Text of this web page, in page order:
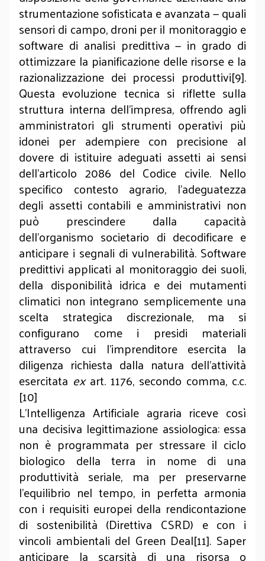
strumentazione sofisticata e avanzata — quali
sensori di campo, droni per il monitoraggio e
software di analisi predittiva — in grado di
ottimizzare la pianificazione delle risorse e la
razionalizzazione dei processi produttivi[9].
Questa evoluzione tecnica si riflette sulla
struttura interna dell'impresa, offrendo agli
amministratori gli strumenti operativi più
idonei per adempiere con precisione al
dovere di istituire adeguati assetti ai sensi
dell'articolo 2086 del Codice civile. Nello
specifico contesto agrario, l'adeguatezza
degli assetti contabili e amministrativi non
può prescindere dalla capacità
dell'organismo societario di decodificare e
anticipare i segnali di vulnerabilità. Software
predittivi applicati al monitoraggio dei suoli,
della disponibilità idrica e dei mutamenti
climatici non integrano semplicemente una
scelta strategica discrezionale, ma si
configurano come i presidi materiali
attraverso cui l'imprenditore esercita la
diligenza richiesta dalla natura dell'attività
esercitata exart. 1176, secondo comma, c.c.
[10]
L'Intelligenza Artificiale agraria riceve così
una decisiva legittimazione assiologica: essa
non è programmata per stressare il ciclo
biologico della terra in nome di una
produttività seriale, ma per preservarne
l'equilibrio nel tempo, in perfetta armonia
con i requisiti europei della rendicontazione
di sostenibilità (Direttiva CSRD) e con i
vincoli ambientali del Green Deal[11]. Saper
anticipare la scarsità di una risorsa o